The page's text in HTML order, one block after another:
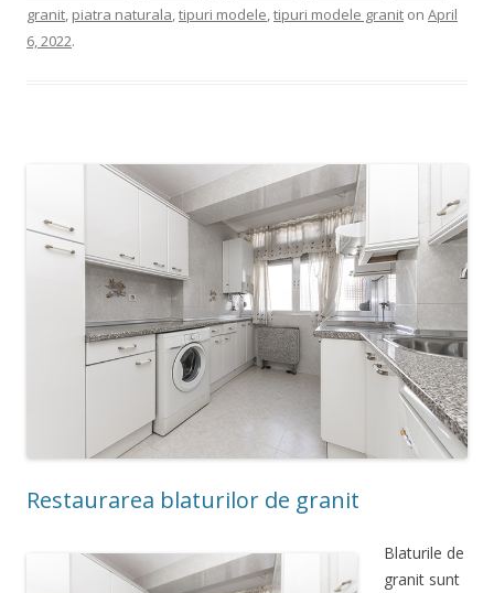
granit, piatra naturala,tipuri modele,tipuri modele granit on April
6, 2022.
Restaurarea blaturilor de granit
Blaturile de
granit sunt